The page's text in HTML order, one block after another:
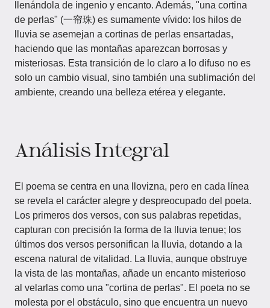
llenándola de ingenio y encanto. Además, "una cortina
de perlas" (一帘珠) es sumamente vívido: los hilos de
lluvia se asemejan a cortinas de perlas ensartadas,
haciendo que las montañas aparezcan borrosas y
misteriosas. Esta transición de lo claro a lo difuso no es
solo un cambio visual, sino también una sublimación del
ambiente, creando una belleza etérea y elegante.
Análisis Integral
El poema se centra en una llovizna, pero en cada línea
se revela el carácter alegre y despreocupado del poeta.
Los primeros dos versos, con sus palabras repetidas,
capturan con precisión la forma de la lluvia tenue; los
últimos dos versos personifican la lluvia, dotando a la
escena natural de vitalidad. La lluvia, aunque obstruye
la vista de las montañas, añade un encanto misterioso
al velarlas como una "cortina de perlas". El poeta no se
molesta por el obstáculo, sino que encuentra un nuevo